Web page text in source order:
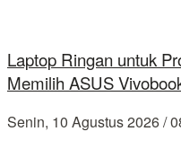
Laptop Ringan untuk
Memilih ASUS
Senin, 10 Agustus 2026 /